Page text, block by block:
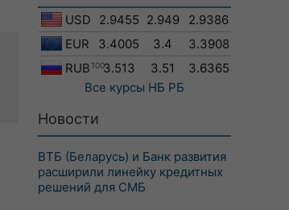
USD 2.9455 2.949
2.9386
EUR
3.4005 3.4
3.3908
RUB 1003.513 3.51
3.6365
Все курсы НБ РБ
Новости
ВТБ (Беларусь) и Банк развития
расширили линейку кредитных
решений для СМБ